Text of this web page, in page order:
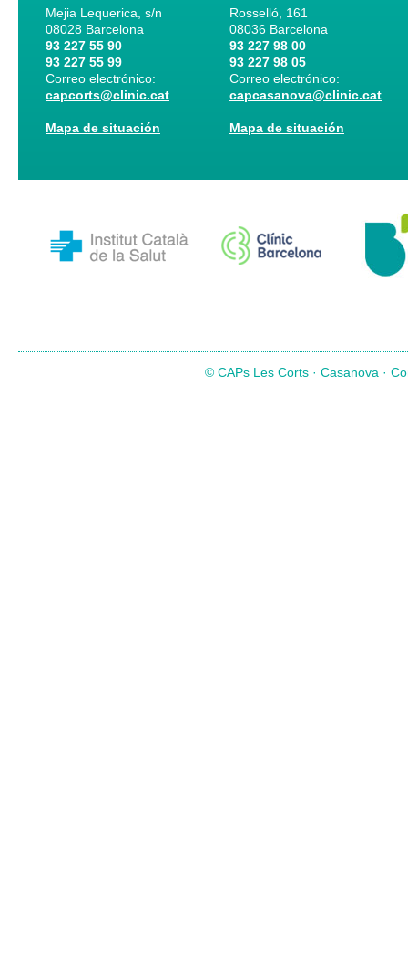
Mejia Lequerica, s/n
08028 Barcelona
93 227 55 90
93 227 55 99
Correo electrónico:
capcorts@clinic.cat
Mapa de situación
Rosselló, 161
08036 Barcelona
93 227 98 00
93 227 98 05
Correo electrónico:
capcasanova@clinic.cat
Mapa de situación
© CAPs Les Corts · Casanova ·